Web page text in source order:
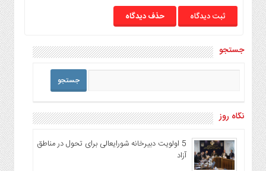
حذف دیدگاه
جستجو
نگاه روز
5 اولویت دبیرخانه شورایعالی برای تحول در مناطق
آزاد